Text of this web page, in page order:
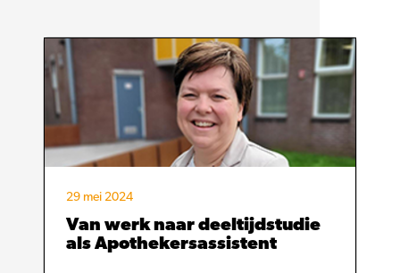
29 mei 2024
Van werk naar deeltijdstudie
als Apothekersassistent